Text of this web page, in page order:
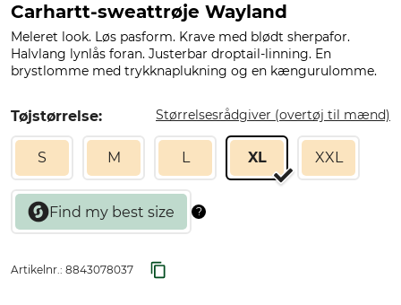
Carhartt-sweattrøje Wayland
Meleret look. Løs pasform. Krave med blødt sherpafor.
Halvlang lynlås foran. Justerbar droptail-linning. En
brystlomme med trykknaplukning og en kængurulomme.
Tøjstørrelse: Størrelsesrådgiver (overtøj til mænd)
S M L XL XXL
Artikelnr.: 8843078037